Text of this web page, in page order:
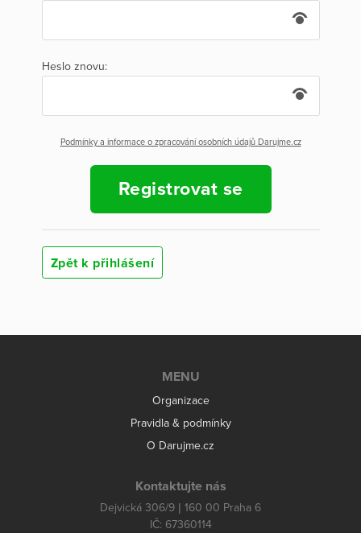
Heslo znovu:
Podmínky a informace o zpracování osobních údajů Darujme.cz
Registrovat se
Zpět k přihlášení
MENU
Organizace
Pravidla & podmínky
O Darujme.cz
Kontaktujte nás
Dejvická 306/9 | 160 00 Praha 6
IČ: 67360114